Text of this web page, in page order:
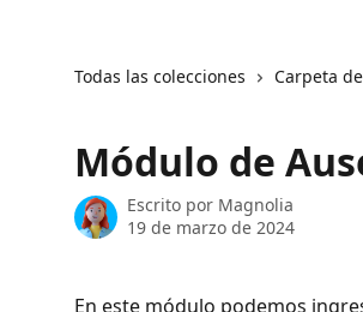
Todas las colecciones Carpeta
Módulo de
Escrito por Magnolia
19 de marzo de 2024
En este módulo podemos